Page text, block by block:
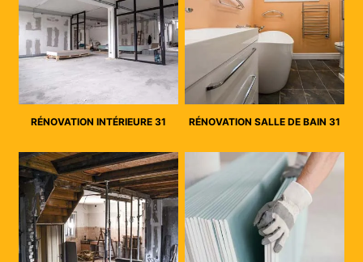
RÉNOVATION INTÉRIEURE 31 RÉNOVATION SALLE DE BAIN 31